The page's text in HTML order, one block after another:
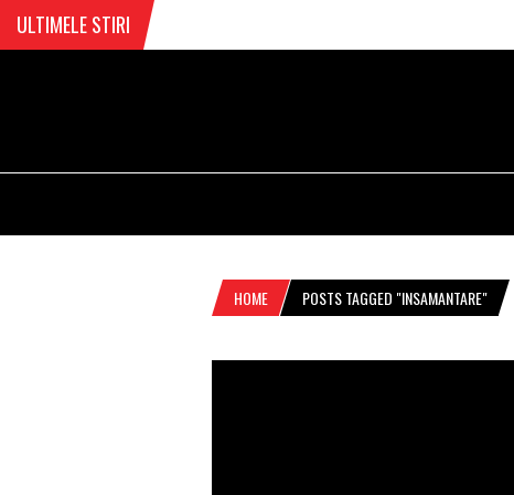
ULTIMELE STIRI
HOME POSTS TAGGED "INSAMANTARE"